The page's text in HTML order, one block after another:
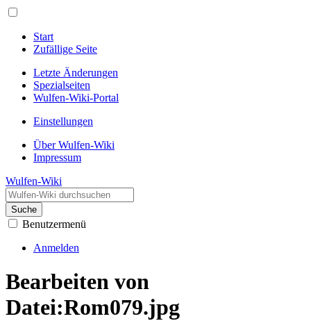
Start
Zufällige Seite
Letzte Änderungen
Spezialseiten
Wulfen-Wiki-Portal
Einstellungen
Über Wulfen-Wiki
Impressum
Wulfen-Wiki
Suche
Benutzermenü
Anmelden
Bearbeiten von
Datei:Rom079.jpg